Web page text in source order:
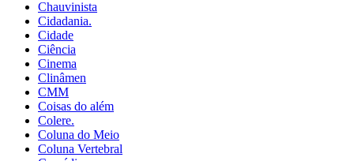
Chauvinista
Cidadania.
Cidade
Ciência
Cinema
Clinâmen
CMM
Coisas do além
Colere.
Coluna do Meio
Coluna Vertebral